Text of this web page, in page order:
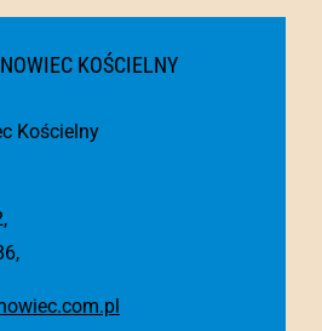
KOŚCIELNY
Kościelny